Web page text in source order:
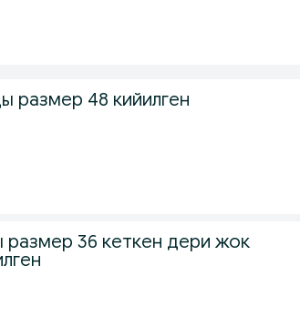
размер 48 кийилген
размер 36 кеткен дери жок